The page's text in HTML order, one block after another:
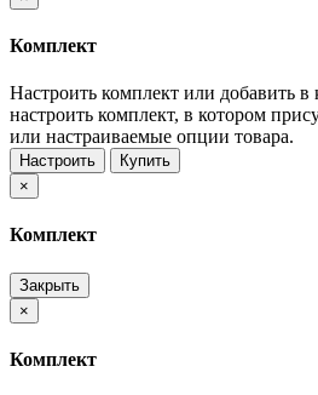
Комплект
Настроить комплект или добавить в
настроить комплект, в котором
или настраиваемые опции товара.
Настроить
Купить
×
Комплект
Закрыть
×
Комплект